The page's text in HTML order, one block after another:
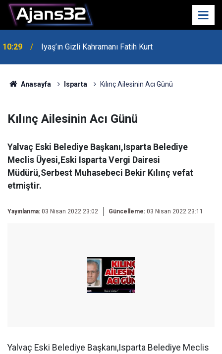
00:52
Isparta'da Asker Eğlencesinde Kavga Çıktı
Anasayfa Isparta Kılınç Ailesinin Acı Günü
Kılınç Ailesinin Acı Günü
Yalvaç Eski Belediye Başkanı,Isparta Belediye
Meclis Üyesi,Eski Isparta Vergi Dairesi
Müdürü,Serbest Muhasebeci Bekir Kılınç vefat
etmiştir.
Yayınlanma: 03 Nisan 2022 23:02 Güncelleme: 03 Nisan 2022 23:11
Yalvaç Eski Belediye Başkanı,Isparta Belediye Meclis